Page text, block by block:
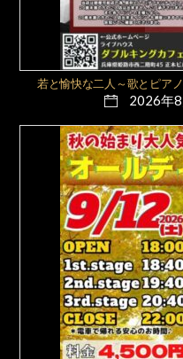
若と愉快な二人～歌とピア
2026年